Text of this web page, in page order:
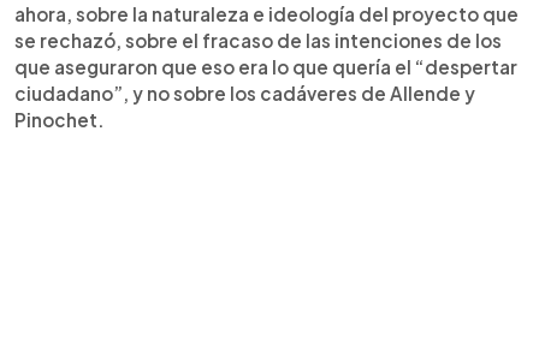
ahora, sobre la naturaleza e ideología del proyecto que
se rechazó, sobre el fracaso de las intenciones de los
que aseguraron que eso era lo que quería el “despertar
ciudadano”, y no sobre los cadáveres de Allende y
Pinochet.